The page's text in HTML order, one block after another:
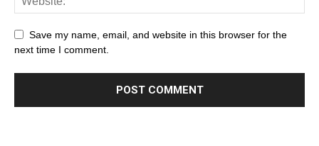
Save my name, email, and website in this browser for the
next time I comment.